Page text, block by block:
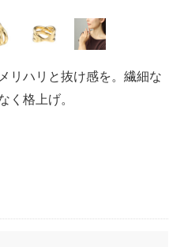
リハリと抜け感を。繊細な
く格上げ。